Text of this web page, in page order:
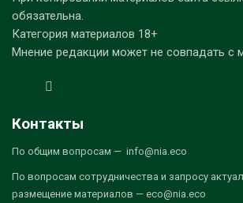
обязательна.
Категория материалов 18+
Мнение редакции может не совпадать с
Контакты
По общим вопросам — info@nia.eco
По вопросам сотрудничества и запросу
размещение материалов — eco@nia.eco